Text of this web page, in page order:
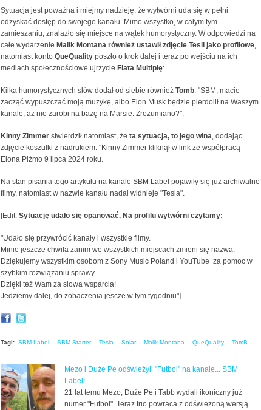
Sytuacja jest poważna i miejmy nadzieję, że wytwórni uda się w pełni
odzyskać dostęp do swojego kanału. Mimo wszystko, w całym tym
zamieszaniu, znalazło się miejsce na wątek humorystyczny. W odpowiedzi na
całe wydarzenie Malik Montana również ustawił zdjęcie Tesli jako profilowe
natomiast konto QueQuality poszło o krok dalej i teraz po wejściu na ich
mediach społecznościowe ujrzycie Fiata Multiplę:
Kilka humorystycznych słów dodał od siebie również Tomb: "SBM, macie
zacząć wypuszczać moją muzykę, albo Elon Musk będzie pierdolił na Waszym
kanale, aż nie zarobi na bazę na Marsie. Zrozumiano?".
Kinny Zimmer stwierdził natomiast, że ta sytuacja, to jego wina , dodając
zdjęcie koszulki z nadrukiem: "Kinny Zimmer kliknął w link ze współpracą
Elona Piżmo 9 lipca 2024 roku.
Na stan pisania tego artykułu na kanale SBM Label pojawiły się już archiwalne
filmy, natomiast w nazwie kanału nadal widnieje "Tesla".
[Edit: Sytuację udało się opanować. Na profilu wytwórni czytamy:
"Udało się przywrócić kanały i wszystkie filmy.
Minie jeszcze chwila zanim we wszystkich miejscach zmieni się nazwa.
Dziękujemy wszystkim osobom z Sony Music Poland i YouTube za pomoc w
szybkim rozwiązaniu sprawy.
Dzięki też Wam za słowa wsparcia!
Jedziemy dalej, do zobaczenia jescze w tym tygodniu"]
Tagi: SBM Label SBM Starter Tesla Solar Malik Montana QueQuality TomB
Mezo i Duże Pe odświeżyli "Futbol" na kanale... SBM
Label!
21 lat temu Mezo, Duże Pe i Tabb wydali ikoniczny już
numer "Futbol". Teraz trio powraca z odświeżoną wersją